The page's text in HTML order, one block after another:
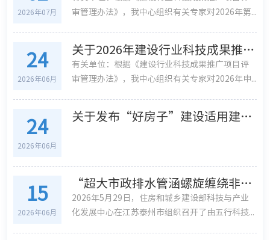
2026年07月
审管理办法》，我中心组织有关专家对2026年第...
24
2026年06月
关于2026年建设行业科技成果推广项目（第二批）的公示
有关单位：根据《建设行业科技成果推广项目评
审管理办法》，我中心组织有关专家对2026年申...
24
2026年06月
关于发布“好房子”建设适用建材产品（第二批）的通知
15
2026年06月
“超大市政排水管涵螺旋缠绕非开挖修复技术” 通过建设行业科技成果评估
2026年5月29日，住房和城乡建设部科技与产业
化发展中心在江苏泰州市组织召开了由五行科技...